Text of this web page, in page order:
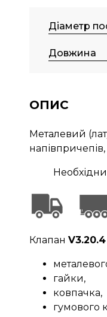
Діаметр
Довжина
ОПИС
Металевий
Клапан V3.20.4
гайки,
ковпачка,
гумового